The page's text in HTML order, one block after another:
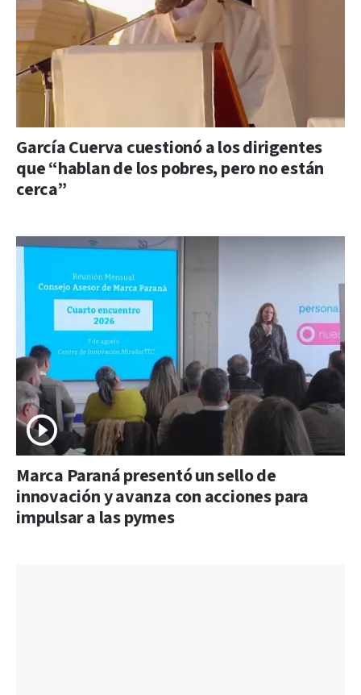
García Cuerva cuestionó a los dirigentes
que “hablan de los pobres, pero no están
cerca”
Marca Paraná presentó un sello de
innovación y avanza con acciones para
impulsar a las pymes